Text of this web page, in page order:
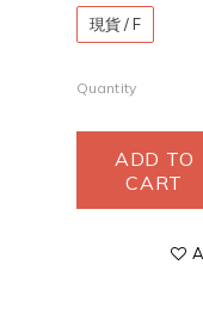
現貨 / F
Quantity
ADD TO
CART